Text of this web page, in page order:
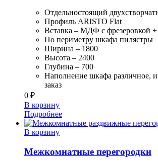
Отдельностоящий
Профиль ARISTO Flat
Вставка – МДФ с фрезеровкой +
По периметру шкафа пилястры
Ширина – 1800
Высота – 2400
Глубина – 700
Наполнение шкафа различное,
заказ
0 ₽
В корзину
Подробнее
В корзину
Межкомнатные перегородки